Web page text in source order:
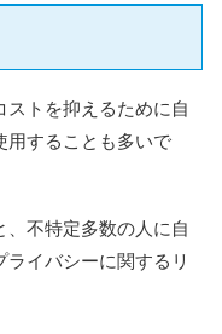
トを抑えるために自
用することも多いで
、不特定多数の人に自
イバシーに関するリ